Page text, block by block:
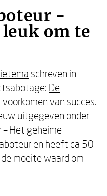
-
om te
schreven in
De
van succes.
uitgegeven onder
Het geheime
en heeft ca 50
moeite waard om